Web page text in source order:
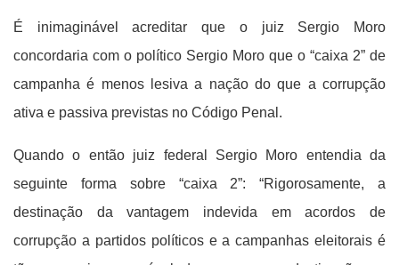
É inimaginável acreditar que o juiz Sergio Moro
concordaria com o político Sergio Moro que o “caixa 2” de
campanha é menos lesiva a nação do que a corrupção
ativa e passiva previstas no Código Penal.
Quando o então juiz federal Sergio Moro entendia da
seguinte forma sobre “caixa 2”: “Rigorosamente, a
destinação da vantagem indevida em acordos de
corrupção a partidos políticos e a campanhas eleitorais é